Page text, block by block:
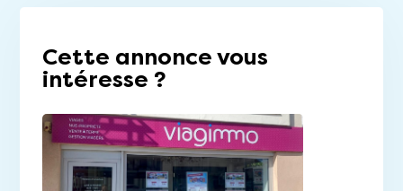
Cette annonce vous
intéresse ?